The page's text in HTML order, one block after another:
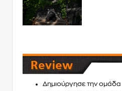
Δημιούργησε την